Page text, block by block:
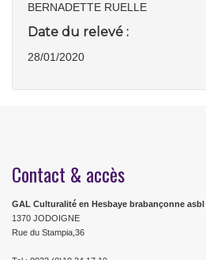
BERNADETTE RUELLE
Date du relevé :
28/01/2020
Contact & accès
GAL Culturalité en Hesbaye brabançonne asbl
1370 JODOIGNE
Rue du Stampia,36